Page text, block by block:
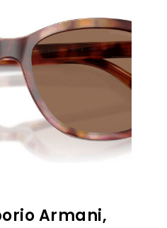
Armani,